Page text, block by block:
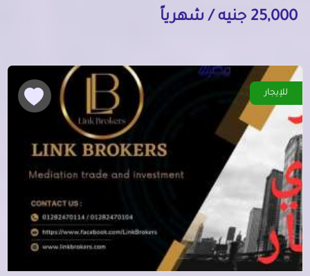
25,000 جنيه / شهرياً
للإيجار